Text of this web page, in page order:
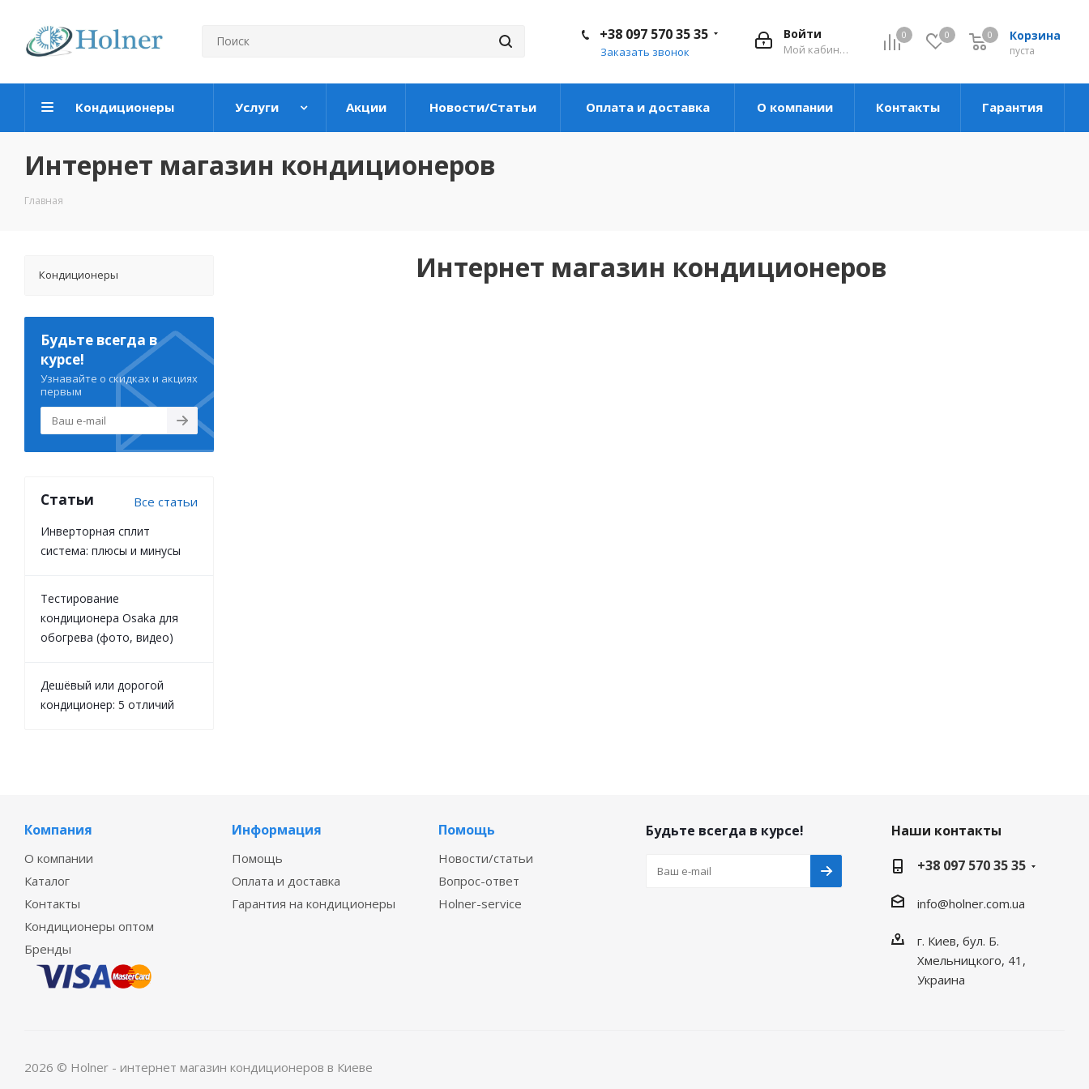
0 0 Корзина
пуста
0
Войти
Мой кабинет
+38 097 570 35 35
Заказать звонок
Кондиционеры Услуги Акции Новости/Статьи Оплата и доставка О компании Контакты Гарантия
Интернет магазин кондиционеров
Главная
Интернет магазин кондиционеров
Кондиционеры
Будьте всегда в
курсе!
Узнавайте о скидках и акциях
первым
Статьи Все статьи
Инверторная сплит
система: плюсы и минусы
Тестирование
кондиционера Osaka для
обогрева (фото, видео)
Дешёвый или дорогой
кондиционер: 5 отличий
Компания
О компании
Каталог
Контакты
Кондиционеры оптом
Бренды
Информация
Помощь
Оплата и доставка
Гарантия на кондиционеры
Помощь
Новости/статьи
Вопрос-ответ
Holner-service
Будьте всегда в курсе!
Наши контакты
+38 097 570 35 35
info@holner.com.ua
г. Киев, бул. Б.
Хмельницкого, 41,
Украина
2026 © Holner - интернет магазин кондиционеров в Киеве